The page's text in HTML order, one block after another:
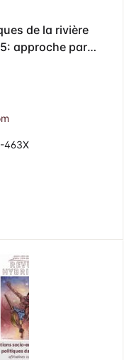
de la rivière
approche par
463X